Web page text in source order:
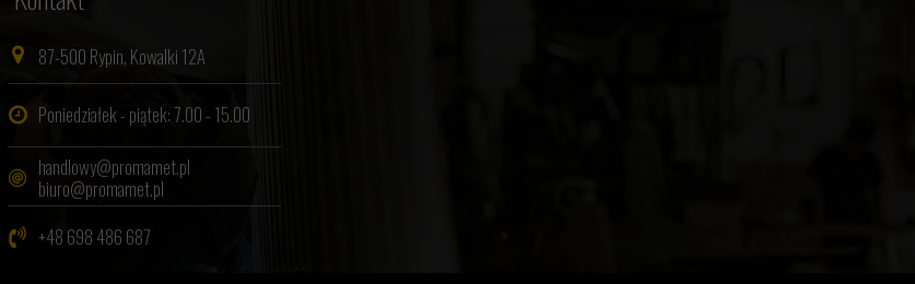
Poniedziałek - piątek: 7.00 - 15.00
87-500 Rypin, Kowalki 12A
+48 698 486 687
handlowy@promamet.pl
biuro@promamet.pl